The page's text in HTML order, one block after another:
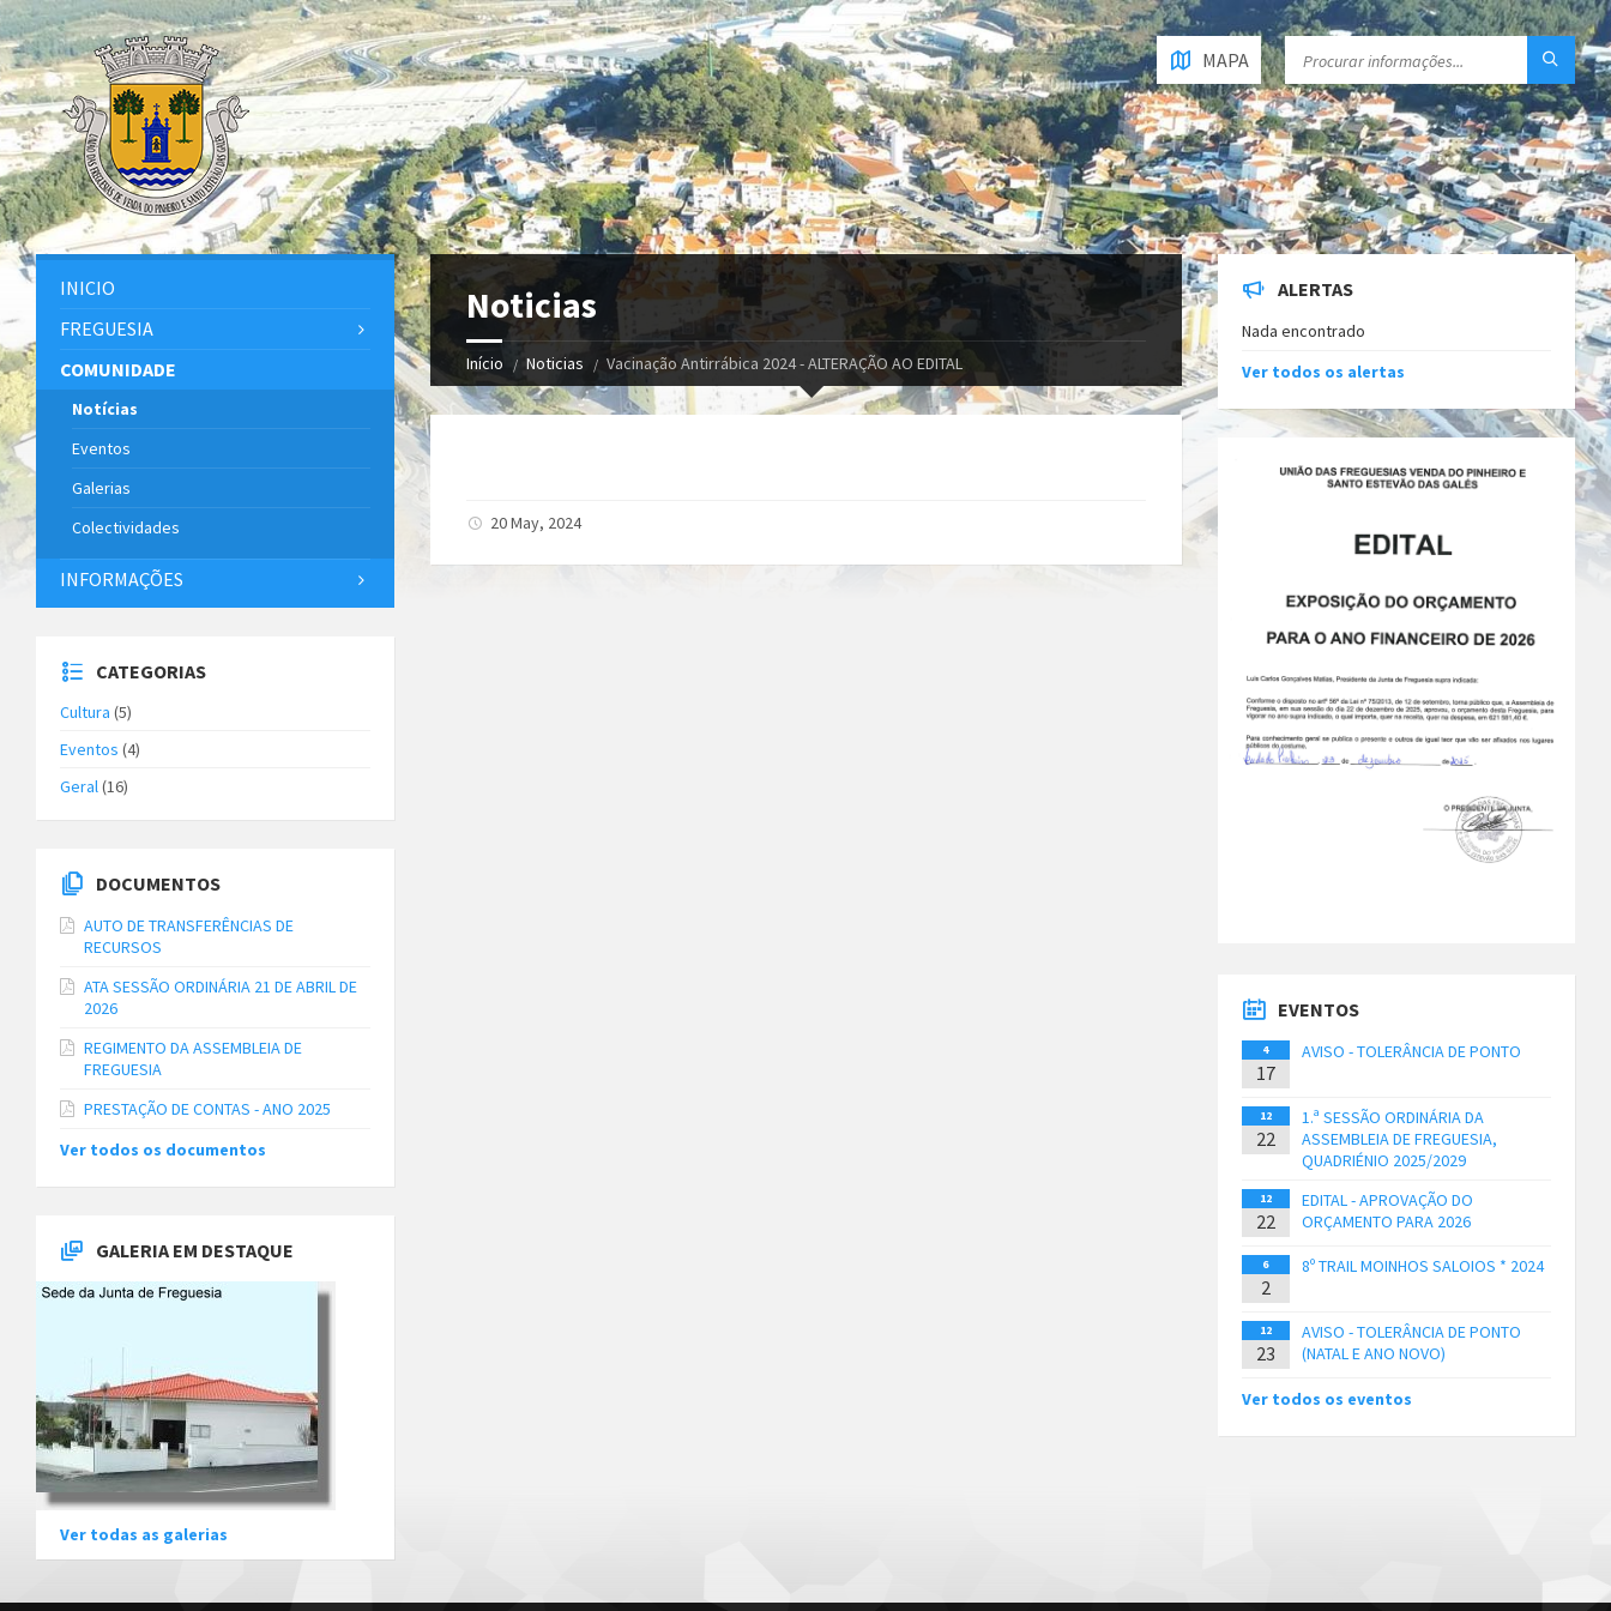
MAPA
Noticias
Início Noticias Vacinação Antirrábica 2024 - ALTERAÇÃO AO EDITAL
20 May, 2024
INICIO
FREGUESIA
COMUNIDADE
Notícias
Eventos
Galerias
Colectividades
INFORMAÇÕES
CATEGORIAS
Cultura (5)
Eventos (4)
Geral(16)
DOCUMENTOS
AUTO DE TRANSFERÊNCIAS DE
RECURSOS
ATA SESSÃO ORDINÁRIA 21 DE ABRIL DE
2026
REGIMENTO DA ASSEMBLEIA DE
FREGUESIA
PRESTAÇÃO DE CONTAS - ANO 2025
Ver todos os documentos
GALERIA EM DESTAQUE
Ver todas as galerias
ALERTAS
Nada encontrado
Ver todos os alertas
EVENTOS
4
17
AVISO - TOLERÂNCIA DE PONTO
12
22
1.ª SESSÃO ORDINÁRIA DA
ASSEMBLEIA DE FREGUESIA,
QUADRIÉNIO 2025/2029
12
22
EDITAL - APROVAÇÃO DO
ORÇAMENTO PARA 2026
6
2
8º TRAIL MOINHOS SALOIOS * 2024
12
23
AVISO - TOLERÂNCIA DE PONTO
(NATAL E ANO NOVO)
Ver todos os eventos